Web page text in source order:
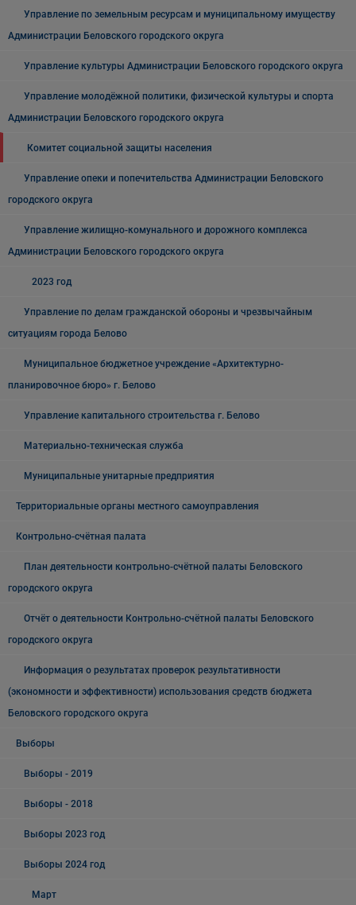
Управление по земельным ресурсам и муниципальному имуществу
Администрации Беловского городского округа
Управление культуры Администрации Беловского городского округа
Управление молодёжной политики, физической культуры и спорта
Администрации Беловского городского округа
Комитет социальной защиты населения
Управление опеки и попечительства Администрации Беловского
городского округа
Управление жилищно-комунального и дорожного комплекса
Администрации Беловского городского округа
2023 год
Управление по делам гражданской обороны и чрезвычайным
ситуациям города Белово
Муниципальное бюджетное учреждение «Архитектурно-
планировочное бюро» г. Белово
Управление капитального строительства г. Белово
Материально-техническая служба
Муниципальные унитарные предприятия
Территориальные органы местного самоуправления
Контрольно-счётная палата
План деятельности контрольно-счётной палаты Беловского
городского округа
Отчёт о деятельности Контрольно-счётной палаты Беловского
городского округа
Информация о результатах проверок результативности
(экономности и эффективности) использования средств бюджета
Беловского городского округа
Выборы
Выборы - 2019
Выборы - 2018
Выборы 2023 год
Выборы 2024 год
Март